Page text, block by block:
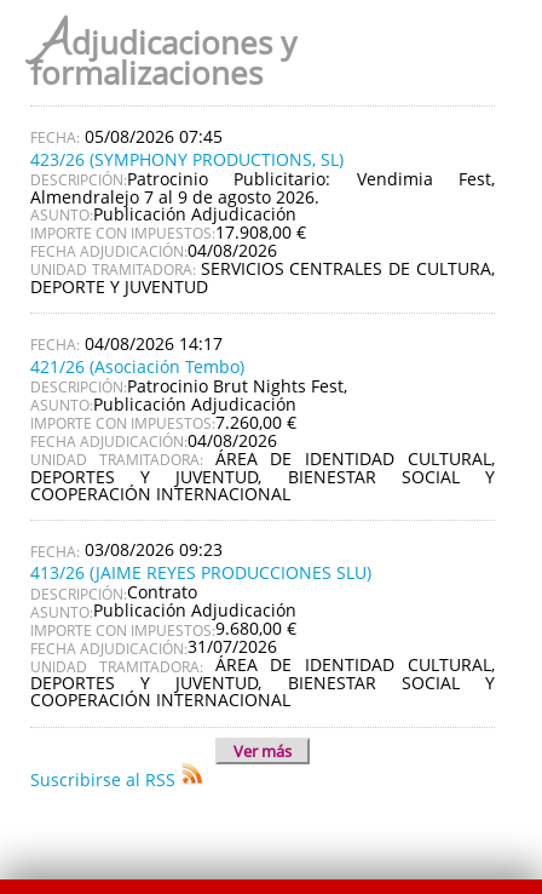
Adjudicaciones y
formalizaciones
05/08/2026 07:45
423/26 (SYMPHONY PRODUCTIONS, SL)
DESCRIPCIÓN:Patrocinio Publicitario: Vendimia Fest,
Almendralejo 7 al 9 de agosto 2026.
ASUNTO:Publicación Adjudicación
IMPORTE CON IMPUESTOS:17.908,00 €
FECHA ADJUDICACIÓN:04/08/2026
UNIDAD TRAMITADORA: SERVICIOS CENTRALES DE CULTURA,
DEPORTE Y JUVENTUD
04/08/2026 14:17
421/26 (Asociación Tembo)
DESCRIPCIÓN:Patrocinio Brut Nights Fest,
ASUNTO:Publicación Adjudicación
IMPORTE CON IMPUESTOS:7.260,00 €
FECHA ADJUDICACIÓN:04/08/2026
UNIDAD TRAMITADORA: ÁREA DE IDENTIDAD CULTURAL,
DEPORTES Y JUVENTUD, BIENESTAR SOCIAL Y
COOPERACIÓN INTERNACIONAL
03/08/2026 09:23
413/26 (JAIME REYES PRODUCCIONES SLU)
DESCRIPCIÓN:Contrato
ASUNTO:Publicación Adjudicación
IMPORTE CON IMPUESTOS:9.680,00 €
FECHA ADJUDICACIÓN:31/07/2026
UNIDAD TRAMITADORA: ÁREA DE IDENTIDAD CULTURAL,
DEPORTES Y JUVENTUD, BIENESTAR SOCIAL Y
COOPERACIÓN INTERNACIONAL
Ver más
Suscribirse al RSS